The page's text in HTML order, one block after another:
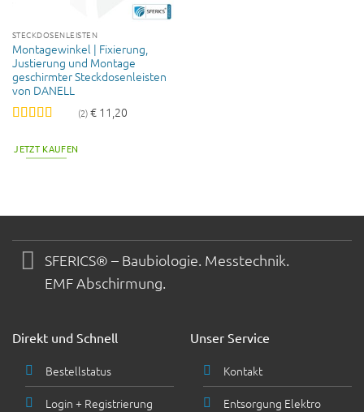
STECKDOSENLEISTEN
Montagewinkel | Fixierung,
Justierung und Montage
geschirmter Steckdosenleisten
von DANELL
mit5von 5
(2) €11,20
JETZT KAUFEN
SFERICS® – Baubiologie. Messtechnik.
EMF Abschirmung.
Direkt und Schnell
Bestellstatus
Login + Registrierung
Unser Service
Kontakt
Entsorgung Elektro